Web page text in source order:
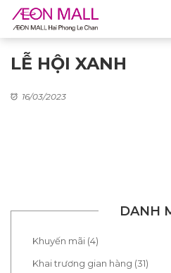
LỄ HỘI XANH
16/03/2023
DANH
Khuyến mãi (4)
Khai trương gian hàng (31)